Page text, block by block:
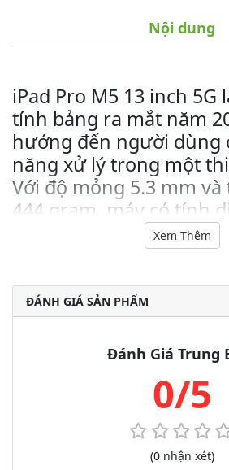
Nội dung
iPad Pro M5 13 inch 5G
tính bảng ra mắt năm
hướng đến người dùng
năng xử lý trong một
Với độ mỏng 5.3 mm
444 gram, máy có tính
Thiết bị sử dụng chip
lõi, GPU 10 lõi) và RAM
và sáng tạo.
iPad Pro M5 có khung nhôm tái chế
có hai màu Đen Không Gian và Bạc, độ
nhưng vẫn giữ được độ bền và cứng
Xem Thêm
ĐÁNH GIÁ SẢN PHẨM
Đánh Giá Trung
0/5
(0 nhận xét)